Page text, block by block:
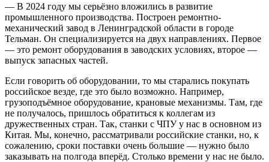
— В 2024 году мы серьёзно вложились в развитие
промышленного производства. Построен ремонтно-
механический завод в Ленинградской области в городе
Тельман. Он специализируется на двух направлениях. Первое
— это ремонт оборудования в заводских условиях, второе —
выпуск запасных частей.
Если говорить об оборудовании, то мы старались покупать
российское везде, где это было возможно. Например,
грузоподъёмное оборудование, крановые механизмы. Там, где
не получалось, пришлось обратиться к коллегам из
дружественных стран. Так, станки с ЧПУ у нас в основном из
Китая. Мы, конечно, рассматривали российские станки, но, к
сожалению, сроки поставки очень большие — нужно было
заказывать на полгода вперёд. Столько времени у нас не было.